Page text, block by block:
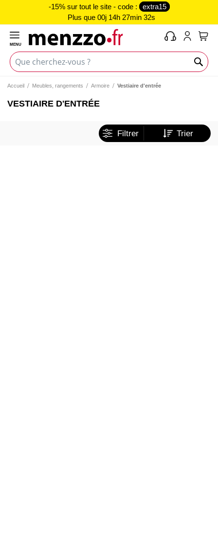
-15% sur tout le site - code :
extra15
Plus que 00j 14h 27min 32s
MENU
Accueil Meubles, rangements Armoire Vestiaire d'entrée
VESTIAIRE D'ENTRÉE
Filtrer Trier